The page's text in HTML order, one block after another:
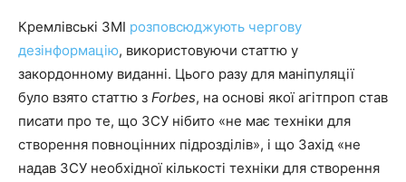
Кремлівські ЗМІ розповсюджують чергову
дезінформацію, використовуючи статтю у
закордонному виданні. Цього разу для маніпуляції
було взято статтю з Forbes, на основі якої агітпроп став
писати про те, що ЗСУ нібито «не має техніки для
створення повноцінних підрозділів», і що Захід «не
надав ЗСУ необхідної кількості техніки для створення